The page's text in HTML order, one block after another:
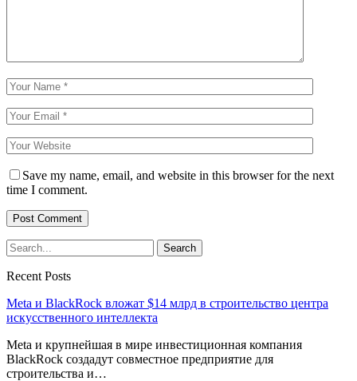
Save my name, email, and website in this browser for the next
time I comment.
Recent Posts
Meta и BlackRock вложат $14 млрд в строительство центра
искусственного интеллекта
Meta и крупнейшая в мире инвестиционная компания
BlackRock создадут совместное предприятие для
строительства и…